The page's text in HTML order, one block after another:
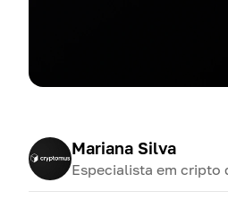
Mariana Silva
Especialista em cripto